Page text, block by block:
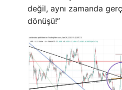
değil, aynı zamanda
dönüşü!”